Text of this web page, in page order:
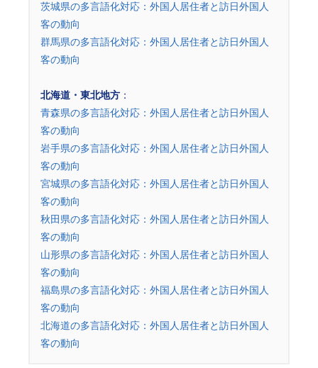
茨城県の多言語化対応：外国人居住者と訪日外国人
客の動向
群馬県の多言語化対応：外国人居住者と訪日外国人
客の動向
北海道・東北地方 ：
青森県の多言語化対応：外国人居住者と訪日外国人
客の動向
岩手県の多言語化対応：外国人居住者と訪日外国人
客の動向
宮城県の多言語化対応：外国人居住者と訪日外国人
客の動向
秋田県の多言語化対応：外国人居住者と訪日外国人
客の動向
山形県の多言語化対応：外国人居住者と訪日外国人
客の動向
福島県の多言語化対応：外国人居住者と訪日外国人
客の動向
北海道の多言語化対応：外国人居住者と訪日外国人
客の動向